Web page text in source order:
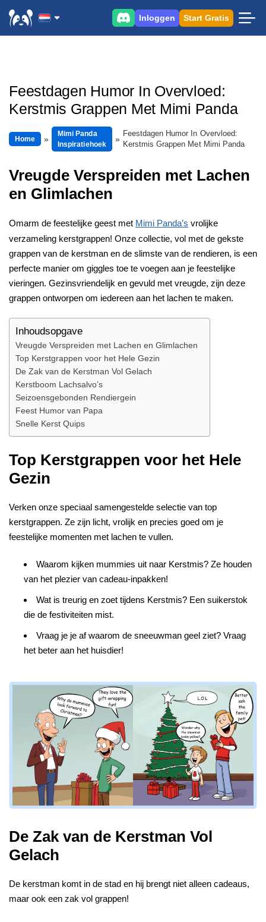
Inloggen Start Gratis
Feestdagen Humor In Overvloed:
Kerstmis Grappen Met Mimi Panda
Home
Mimi Panda
Inspiratiehoek
Feestdagen Humor In Overvloed:
Kerstmis Grappen Met Mimi Panda
Vreugde Verspreiden met Lachen
en Glimlachen
Omarm de feestelijke geest met Mimi Panda’s vrolijke
verzameling kerstgrappen! Onze collectie, vol met de gekste
grappen van de kerstman en de slimste van de rendieren, is een
perfecte manier om giggles toe te voegen aan je feestelijke
vieringen. Gezinsvriendelijk en gevuld met vreugde, zijn deze
grappen ontworpen om iedereen aan het lachen te maken.
Inhoudsopgave
Vreugde Verspreiden met Lachen en Glimlachen
Top Kerstgrappen voor het Hele Gezin
De Zak van de Kerstman Vol Gelach
Kerstboom Lachsalvo’s
Seizoensgebonden Rendiergein
Feest Humor van Papa
Snelle Kerst Quips
Top Kerstgrappen voor het Hele
Gezin
Verken onze speciaal samengestelde selectie van top
kerstgrappen. Ze zijn licht, vrolijk en precies goed om je
feestelijke momenten met lachen te vullen.
Waarom kijken mummies uit naar Kerstmis? Ze houden
van het plezier van cadeau-inpakken!
Wat is treurig en zoet tijdens Kerstmis? Een suikerstok
die de festiviteiten mist.
Vraag je je af waarom de sneeuwman geel ziet? Vraag
het beter aan het huisdier!
De Zak van de Kerstman Vol
Gelach
De kerstman komt in de stad en hij brengt niet alleen cadeaus,
maar ook een zak vol grappen!